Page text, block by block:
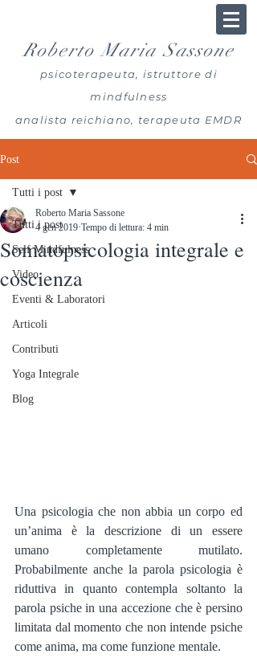
Roberto Maria Sassone
psicoterapeuta, istruttore di
mindfulness
analista reichiano, terapeuta EMDR
Post
Tutti i post
Self Mindfulness
Video
Eventi & Laboratori
Articoli
Contributi
Yoga Integrale
Blog
Tutti i post
Somatopsicologia integrale e
coscienza
Roberto Maria Sassone
4 gen 2019 Tempo di lettura: 4 min
Una psicologia che non abbia un corpo ed
un’anima è la descrizione di un essere
umano completamente mutilato.
Probabilmente anche la parola psicologia è
riduttiva in quanto contempla soltanto la
parola psiche in una accezione che è persino
limitata dal momento che non intende psiche
come anima, ma come funzione mentale.